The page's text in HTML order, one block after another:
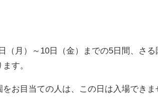
（月）～10日（金）までの5日間、さ
す。
をお目当ての人は、この日は入場でき